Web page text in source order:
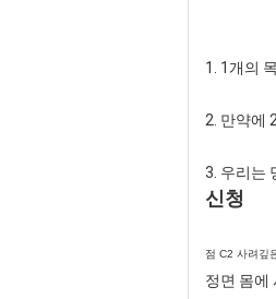
1. 1개의
2. 만약에
3. 우리는
신청
점 C2 사려깊
정면 몸에